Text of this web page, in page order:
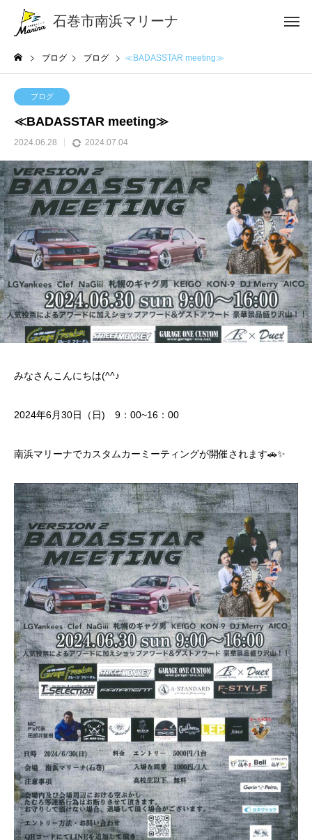
石巻市南浜マリーナ
ブログ ブログ ≪BADASSTAR meeting≫
ブログ
≪BADASSTAR meeting≫
2024.06.28 2024.07.04
みなさんこんにちは(^^♪
2024年6月30日（日) 9：00~16：00
南浜マリーナでカスタムカーミーティングが開催されます🚗✨